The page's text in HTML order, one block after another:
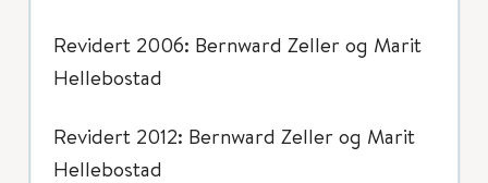
Revidert 2006: Bernward Zeller og Marit
Hellebostad
Revidert 2012: Bernward Zeller og Marit
Hellebostad